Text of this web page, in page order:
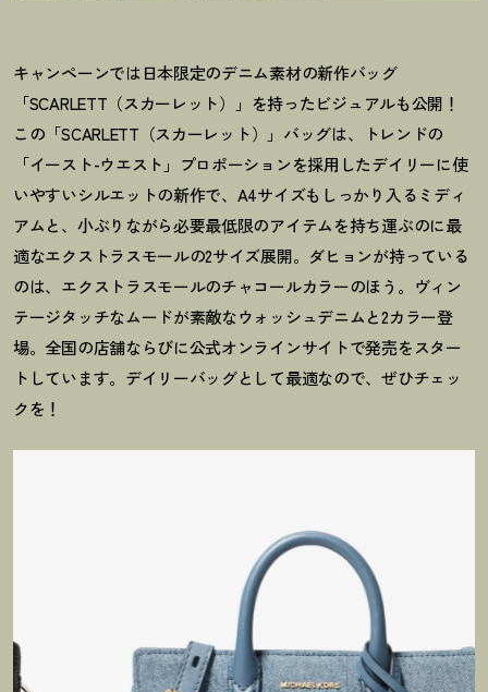
キャンペーンでは日本限定のデニム素材の新作バッグ
「SCARLETT（スカーレット）」を持ったビジュアルも公開 ！
この「SCARLETT（スカーレット）」バッグは、トレンドの
「イースト-ウエスト」プロポーションを採用したデイリーに使
いやすいシルエットの新作で、A4サイズもしっかり入るミディ
アムと、小ぶりながら必要最低限のアイテムを持ち運ぶのに最
適なエクストラスモールの2サイズ展開。ダヒョンが持っている
のは、エクストラスモールのチャコールカラーのほう。ヴィン
テージタッチなムードが素敵なウォッシュデニムと2カラー登
場。全国の店舗ならびに公式オンラインサイトで発売をスター
トしています。デイリーバッグとして最適なので、ぜひチェッ
クを ！